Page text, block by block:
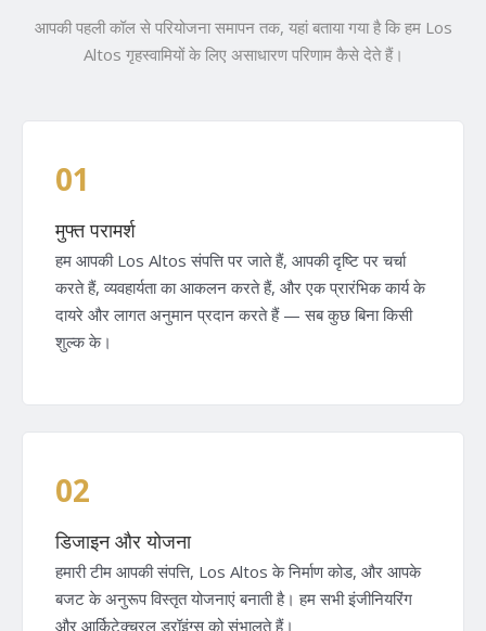
आपकी पहली कॉल से परियोजना समापन तक, यहां बताया गया है कि हम Los
Altos गृहस्वामियों के लिए असाधारण परिणाम कैसे देते हैं।
01
मुफ्त परामर्श
हम आपकी Los Altos संपत्ति पर जाते हैं, आपकी दृष्टि पर चर्चा
करते हैं, व्यवहार्यता का आकलन करते हैं, और एक प्रारंभिक कार्य के
दायरे और लागत अनुमान प्रदान करते हैं — सब कुछ बिना किसी
शुल्क के।
02
डिजाइन और योजना
हमारी टीम आपकी संपत्ति, Los Altos के निर्माण कोड, और आपके
बजट के अनुरूप विस्तृत योजनाएं बनाती है। हम सभी इंजीनियरिंग
और आर्किटेक्चरल ड्रॉइंग्स को संभालते हैं।